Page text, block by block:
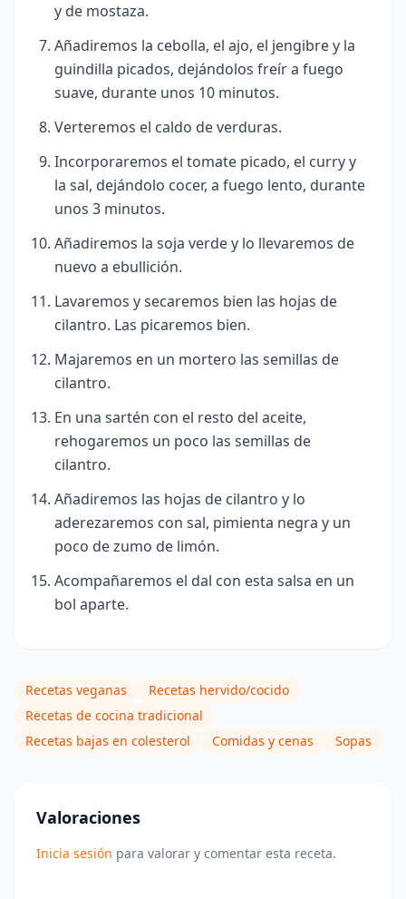
y de mostaza.
Añadiremos la cebolla, el ajo, el jengibre y la
guindilla picados, dejándolos freír a fuego
suave, durante unos 10 minutos.
Verteremos el caldo de verduras.
Incorporaremos el tomate picado, el curry y
la sal, dejándolo cocer, a fuego lento, durante
unos 3 minutos.
Añadiremos la soja verde y lo llevaremos de
nuevo a ebullición.
Lavaremos y secaremos bien las hojas de
cilantro. Las picaremos bien.
Majaremos en un mortero las semillas de
cilantro.
En una sartén con el resto del aceite,
rehogaremos un poco las semillas de
cilantro.
Añadiremos las hojas de cilantro y lo
aderezaremos con sal, pimienta negra y un
poco de zumo de limón.
Acompañaremos el dal con esta salsa en un
bol aparte.
Recetas veganas
Recetas hervido/cocido
Recetas de cocina tradicional
Recetas bajas en colesterol
Comidas y cenas Sopas
Valoraciones
Inicia sesión para valorar y comentar esta receta.